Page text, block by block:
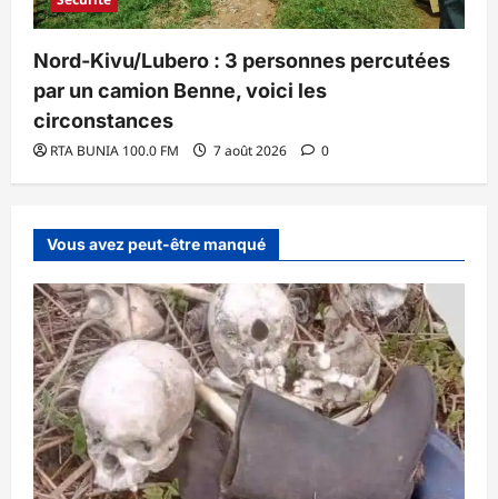
Nord-Kivu/Lubero : 3 personnes percutées
par un camion Benne, voici les
circonstances
RTA BUNIA 100.0 FM 7 août 2026 0
Vous avez peut-être manqué